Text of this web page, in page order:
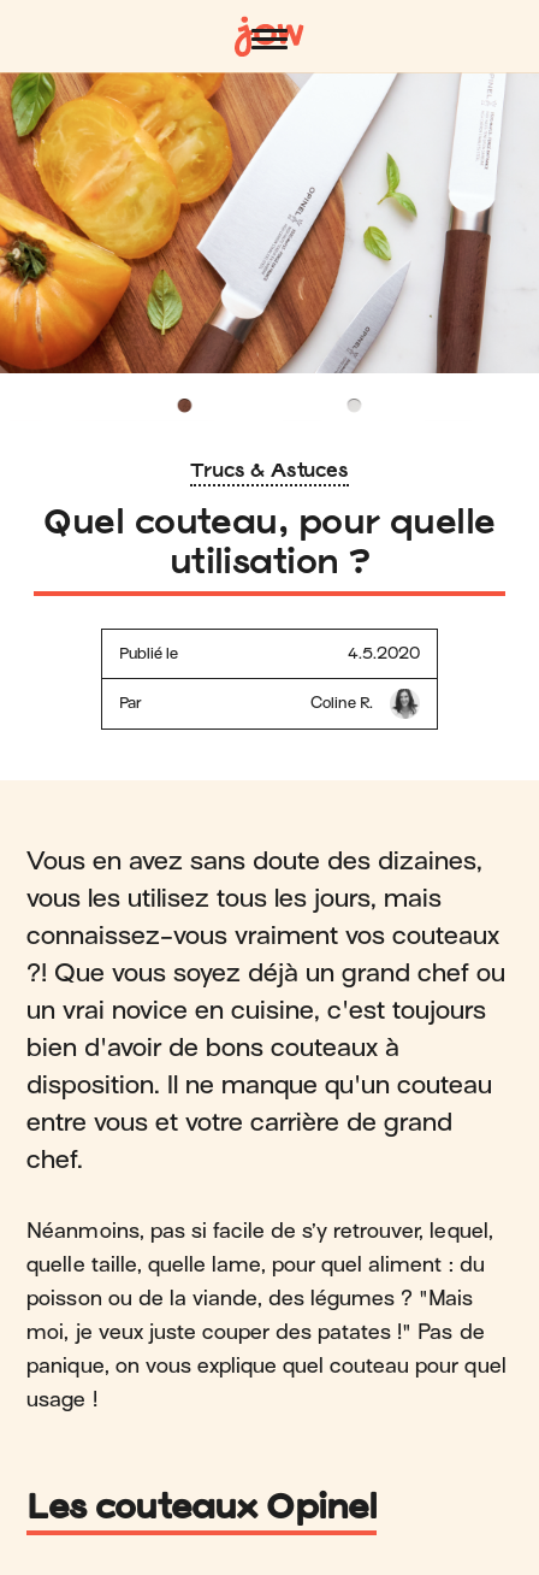
Trucs & Astuces
Quel couteau, pour quelle
utilisation ?
Publié le 4.5.2020
Par Coline R.
Vous en avez sans doute des dizaines,
vous les utilisez tous les jours, mais
connaissez-vous vraiment vos couteaux
?! Que vous soyez déjà un grand chef ou
un vrai novice en cuisine, c'est toujours
bien d'avoir de bons couteaux à
disposition. Il ne manque qu'un couteau
entre vous et votre carrière de grand
chef.
Néanmoins, pas si facile de s’y retrouver, lequel,
quelle taille, quelle lame, pour quel aliment : du
poisson ou de la viande, des légumes ? "Mais
moi, je veux juste couper des patates !" Pas de
panique, on vous explique quel couteau pour quel
usage !
Les couteaux Opinel